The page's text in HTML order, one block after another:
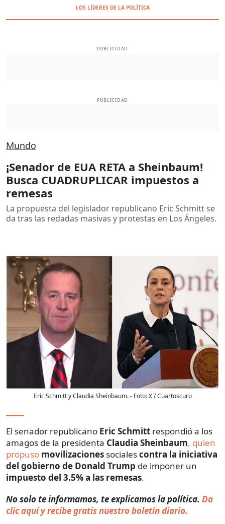
LOS LÍDERES DE LA POLÍTICA
PUBLICIDAD
PUBLICIDAD
Mundo
¡Senador de EUA RETA a Sheinbaum!
Busca CUADRUPLICAR impuestos a
remesas
La propuesta del legislador republicano Eric Schmitt se
da tras las redadas masivas y protestas en Los Ángeles.
Eric Schmitt y Claudia Sheinbaum.- Foto:X / Cuartoscuro
El senador republicano Eric Schmitt respondió a los
amagos de la presidenta Claudia Sheinbaum, quien
propuso movilizaciones socialescontra la iniciativa
del gobierno de Donald Trump de imponer un
impuesto del 3.5% a las remesas.
No solo te informamos, te explicamos la política. Da
clic aquí y recibe gratis nuestro boletín diario.